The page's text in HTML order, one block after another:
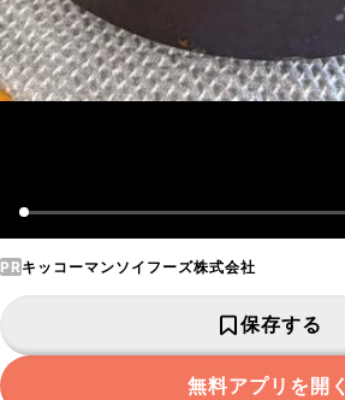
PRキッコーマンソイフーズ株式会社
保存する
無料アプリを開く